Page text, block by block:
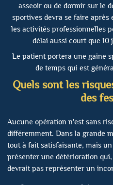
asseoir ou de dormir sur le
sportives devra se faire après
les activités professionnelles
délai aussi court que
Le patient portera une gaine
de temps qui est
Quels sont les
des
Aucune opération n'est sans
différemment. Dans la grande
tout à fait satisfaisante, mais
présenter une détérioration
devrait pas représenter un